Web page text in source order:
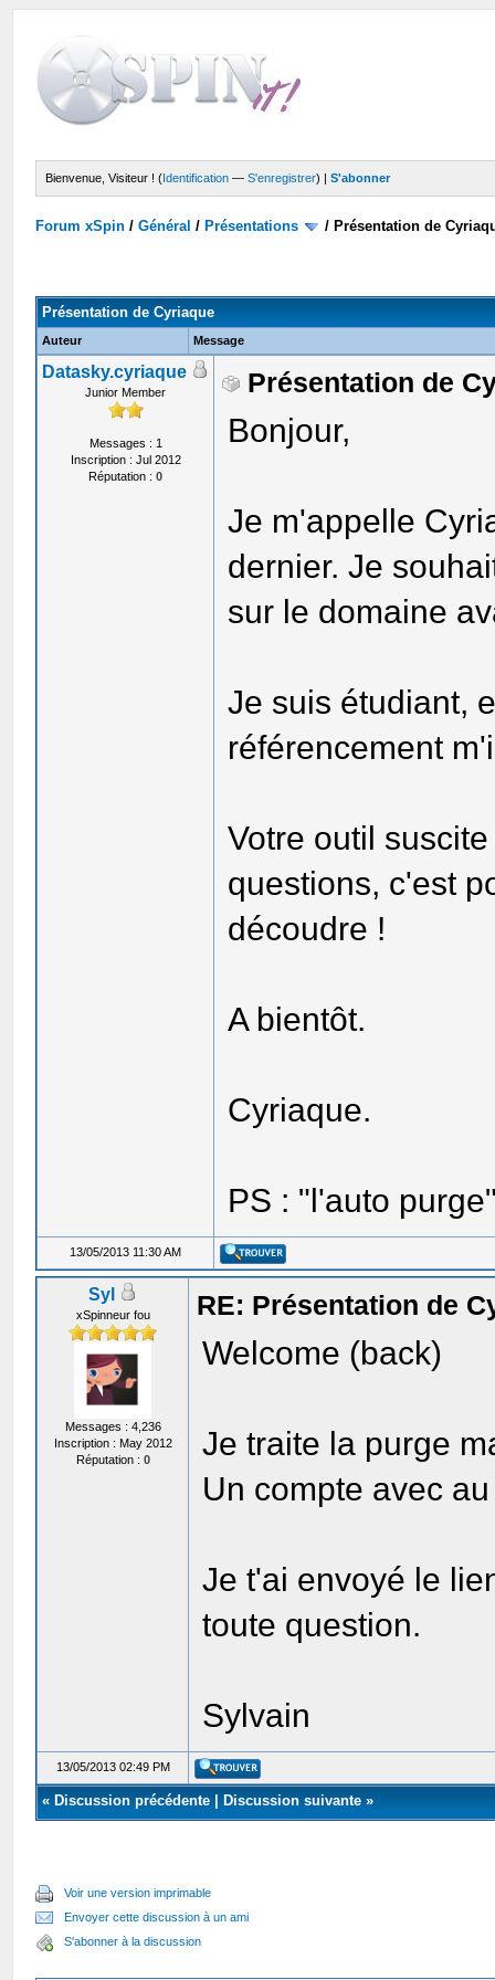
Bienvenue, Visiteur ! (Identification —S'enregistrer) |S'abonner
Forum xSpin /Général / Présentations / Présentation de
Présentation de Cyriaque
Auteur Message
Datasky.cyriaque
Junior Member
Messages : 1
Inscription : Jul 2012
Réputation :0
Présentation de
Bonjour,
Je m'appelle
dernier. Je
sur le domaine
Je suis étudiant,
référencement
Votre outil
questions, c'est
découdre !
A bientôt.
Cyriaque.
PS : "l'auto
13/05/2013 11:30 AM
Syl
xSpinneur fou
Messages : 4,236
Inscription : May 2012
Réputation : 0
RE: Présentation de
Welcome (back)
Je traite la purge
Un compte avec
Je t'ai envoyé le
toute question.
Sylvain
13/05/2013 02:49 PM
« Discussion précédente Discussion suivante »
Voir une version imprimable
Envoyer cette discussion à un ami
S'abonner à la discussion